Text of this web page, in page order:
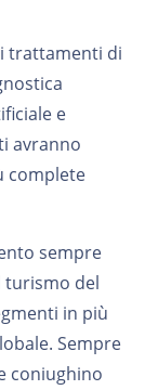
trattamenti di
e
avranno
complete
sempre
turismo del
in più
Sempre
coniughino